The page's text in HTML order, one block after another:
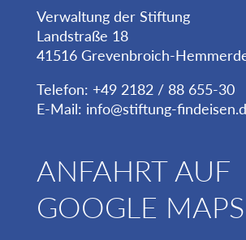
Verwaltung der Stiftung
Landstraße 18
41516 Grevenbroich-
Telefon: +49 2182 / 88 655-30
E-Mail: info@stiftung-
ANFAHRT AUF
GOOGLE MAPS